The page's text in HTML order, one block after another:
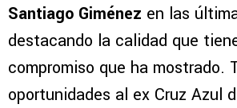
Santiago Giménez en las
destacando la calidad que
compromiso que ha mostrado.
oportunidades al ex Cruz Azul